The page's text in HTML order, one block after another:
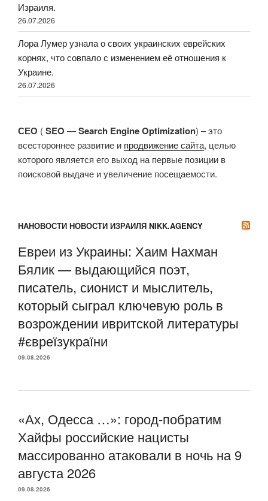
Израиля.
26.07.2026
Лора Лумер узнала о своих украинских еврейских
корнях, что совпало с изменением её отношения к
Украине.
26.07.2026
СЕО (SEO —Search Engine Optimization) – это
всестороннее развитие и продвижение сайта, целью
которого является его выход на первые позиции в
поисковой выдаче и увеличение посещаемости.
НАНОВОСТИ НОВОСТИ ИЗРАИЛЯ NIKK.AGENCY
Евреи из Украины: Хаим Нахман
Бялик — выдающийся поэт,
писатель, сионист и мыслитель,
который сыграл ключевую роль в
возрождении ивритской литературы
#євреїзукраїни
09.08.2026
«Ах, Одесса …»: город-побратим
Хайфы российские нацисты
массированно атаковали в ночь на 9
августа 2026
09.08.2026